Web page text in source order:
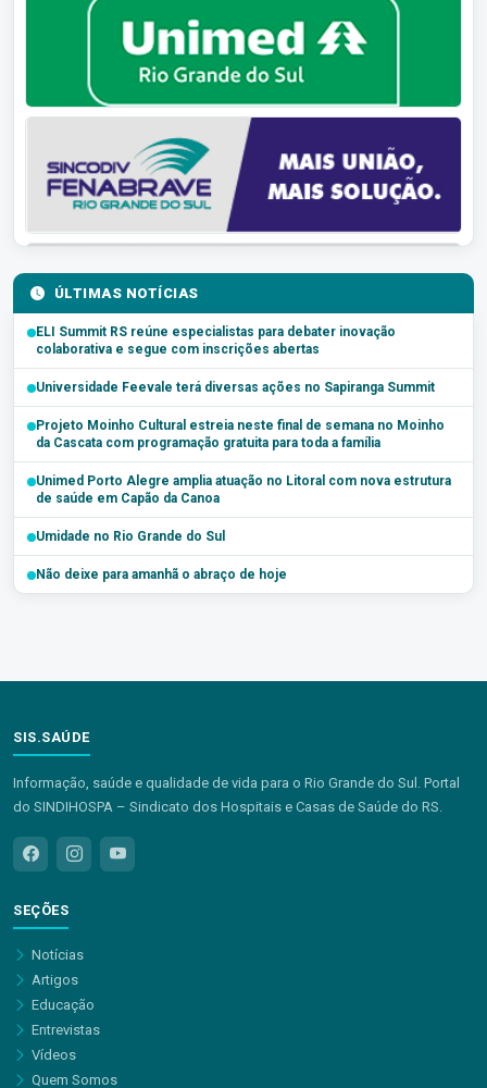
ÚLTIMAS NOTÍCIAS
ELI Summit RS reúne especialistas para debater inovação
colaborativa e segue com inscrições abertas
Universidade Feevale terá diversas ações no Sapiranga Summit
Projeto Moinho Cultural estreia neste final de semana no Moinho
da Cascata com programação gratuita para toda a família
Unimed Porto Alegre amplia atuação no Litoral com nova estrutura
de saúde em Capão da Canoa
Umidade no Rio Grande do Sul
Não deixe para amanhã o abraço de hoje
SIS.SAÚDE
Informação, saúde e qualidade de vida para o Rio Grande do Sul. Portal
do SINDIHOSPA – Sindicato dos Hospitais e Casas de Saúde do RS.
SEÇÕES
Notícias
Artigos
Educação
Entrevistas
Vídeos
Quem Somos